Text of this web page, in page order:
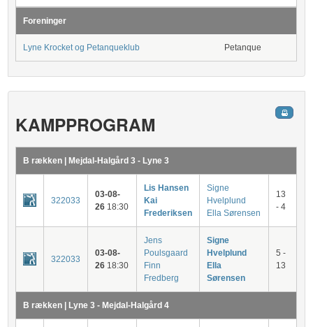
Foreninger
Lyne Krocket og Petanqueklub Petanque
KAMPPROGRAM
B rækken | Mejdal-Halgård 3 - Lyne 3
322033
03-08-
26 18:30
Lis Hansen
Kai
Frederiksen
Signe
Hvelplund
Ella Sørensen
13
- 4
322033
03-08-
26 18:30
Jens
Poulsgaard
Finn
Fredberg
Signe
Hvelplund
Ella
Sørensen
5 -
13
B rækken | Lyne 3 - Mejdal-Halgård 4